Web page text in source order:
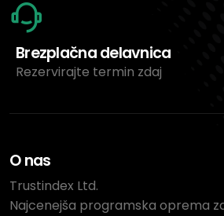
Brezplačna delavnica
Rezervirajte termin zdaj
O nas
Trustindex Ltd.
Najcenejša programska oprema